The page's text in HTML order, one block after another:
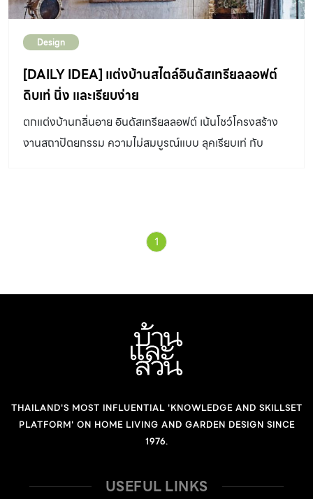
Design
[DAILY IDEA] แต่งบ้านสไตล์อินดัสเทรียลลอฟต์
ดิบเท่ นิ่ง และเรียบง่าย
ตกแต่งบ้านกลิ่นอาย อินดัสเทรียลลอฟต์ เน้นโชว์โครงสร้าง
งานสถาปัตยกรรม ความไม่สมบูรณ์แบบ ลุคเรียบเท่ กับ
1
THAILAND'S MOST INFLUENTIAL 'KNOWLEDGE AND SKILLSET
PLATFORM' ON HOME LIVING AND GARDEN DESIGN SINCE
1976.
USEFUL LINKS